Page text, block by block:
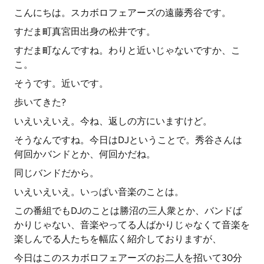
こんにちは。スカボロフェアーズの遠藤秀谷です。
すだま町真宮田出身の松井です。
すだま町なんですね。わりと近いじゃないですか、こ
こ。
そうです。近いです。
歩いてきた?
いえいえいえ。今ね、返しの方にいますけど。
そうなんですね。今日はDJということで。秀谷さんは
何回かバンドとか、何回かだね。
同じバンドだから。
いえいえいえ。いっぱい音楽のことは。
この番組でもDJのことは勝沼の三人衆とか、バンドば
かりじゃない、音楽やってる人ばかりじゃなくて音楽を
楽しんでる人たちを幅広く紹介しておりますが、
今日はこのスカボロフェアーズのお二人を招いて30分